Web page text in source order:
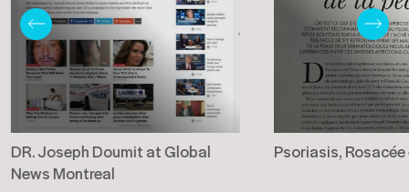
DR. Joseph Doumit at Global
News Montreal
Psoriasis,